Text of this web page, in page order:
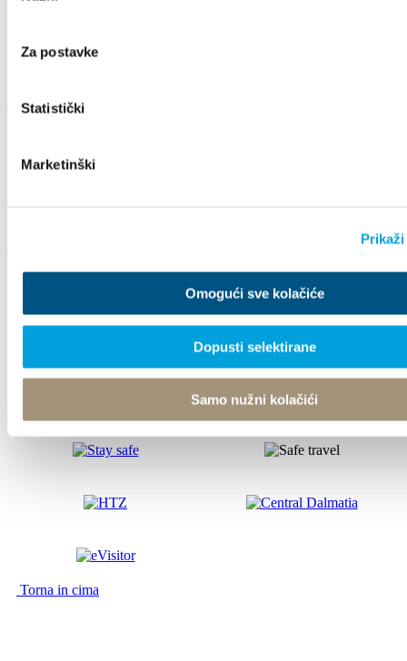
Za postavke
Statistički
Marketinški
Omogući sve kolačiće
Dopusti selektirane
Samo nužni kolačići
Cosa fare
Design by:Signed Design
Torna in cima